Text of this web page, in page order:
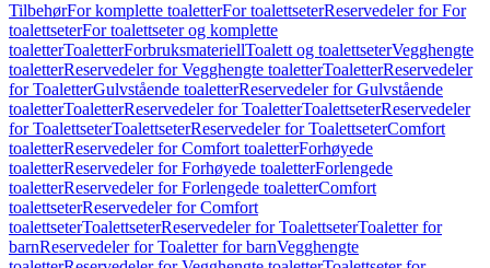
TilbehørFor komplette toaletterFor toalettseterReservedeler for For
toalettseterFor toalettseter og komplette
toaletterToaletterForbruksmateriellToalett og toalettseterVegghengte
toaletterReservedeler for Vegghengte toaletterToaletterReservedeler
for ToaletterGulvstående toaletterReservedeler for Gulvstående
toaletterToaletterReservedeler for ToaletterToalettseterReservedeler
for ToalettseterToalettseterReservedeler for ToalettseterComfort
toaletterReservedeler for Comfort toaletterForhøyede
toaletterReservedeler for Forhøyede toaletterForlengede
toaletterReservedeler for Forlengede toaletterComfort
toalettseterReservedeler for Comfort
toalettseterToalettseterReservedeler for ToalettseterToaletter for
barnReservedeler for Toaletter for barnVegghengte